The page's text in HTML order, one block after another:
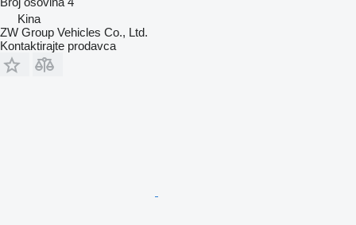
Kina
ZW Group Vehicles Co., Ltd.
Kontaktirajte prodavca